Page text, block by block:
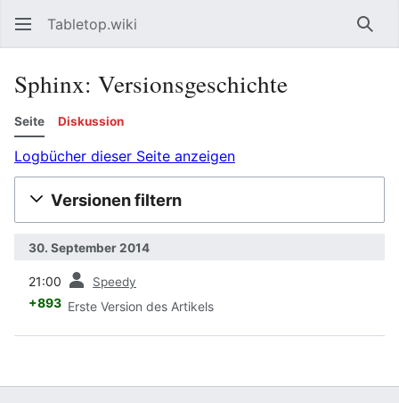
Tabletop.wiki
Sphinx: Versionsgeschichte
Seite Diskussion
Logbücher dieser Seite anzeigen
Versionen filtern
30. September 2014
21:00 Speedy
+893 Erste Version des Artikels